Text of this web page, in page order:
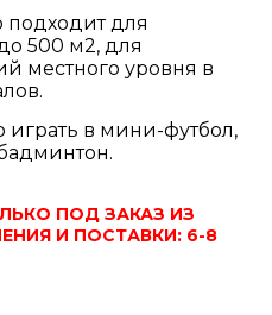
подходит для
500 м2, для
местного уровня в
в мини-футбол,
ПОД ЗАКАЗ ИЗ
И ПОСТАВКИ: 6-8